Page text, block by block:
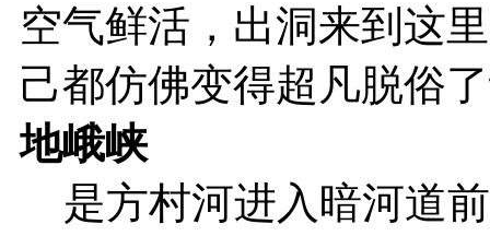
空气鲜活，出洞来到这
己都仿佛变得超凡脱俗
地峨峡
是方村河进入暗河道